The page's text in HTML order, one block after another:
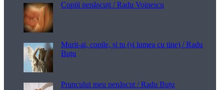
Copiii nenăscuți / Radu Voinescu
Murit-ai, copile, și tu (și lumea cu tine) / Radu
Buțu
Pruncului meu nenăscut / Radu Buțu